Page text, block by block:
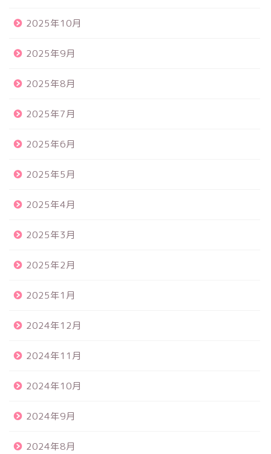
2025年10月
2025年9月
2025年8月
2025年7月
2025年6月
2025年5月
2025年4月
2025年3月
2025年2月
2025年1月
2024年12月
2024年11月
2024年10月
2024年9月
2024年8月